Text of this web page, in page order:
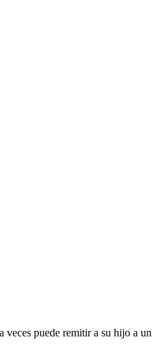
veces puede remitir a su hijo a un